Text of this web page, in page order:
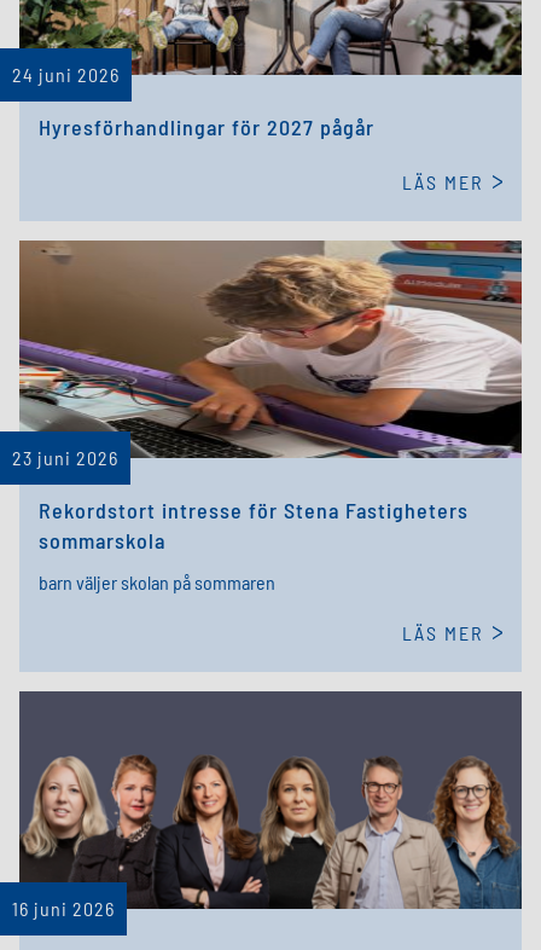
24 juni 2026
Hyresförhandlingar för 2027 pågår
LÄS MER
23 juni 2026
Rekordstort intresse för Stena Fastigheters
sommarskola
barn väljer skolan på sommaren
LÄS MER
16 juni 2026